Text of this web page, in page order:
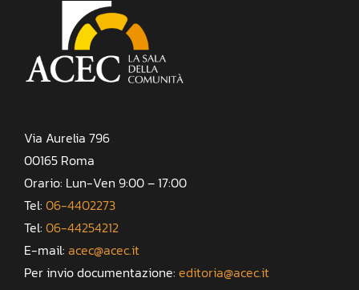
Via Aurelia 796
00165 Roma
Orario: Lun-Ven 9:00 – 17:00
Tel: 06-4402273
Tel: 06-44254212
E-mail: acec@acec.it
Per invio documentazione: editoria@acec.it